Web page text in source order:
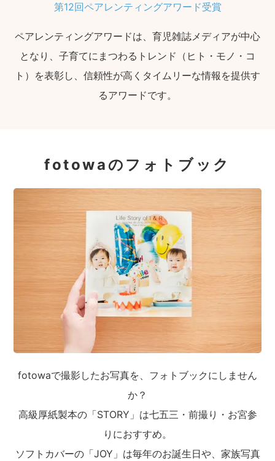
第12回ペアレンティングアワード受賞
ペアレンティングアワードは、育児雑誌メディアが中心
となり、子育てにまつわるトレンド（ヒト・モノ・コ
ト）を表彰し、信頼性が高くタイムリーな情報を提供す
るアワードです。
fotowaのフォトブック
fotowaで撮影したお写真を、フォトブックにしません
か？
高級厚紙製本の「STORY」は七五三・前撮り・お宮参
りにおすすめ。
ソフトカバーの「JOY」は毎年のお誕生日や、家族写真